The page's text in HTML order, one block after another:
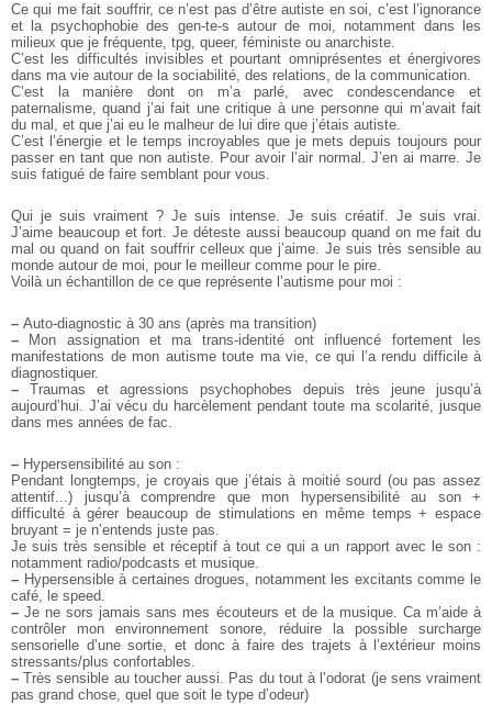
Ce qui me fait souffrir, ce n’est pas d’être autiste en soi, c’est l’ignorance
et la psychophobie des gen-te-s autour de moi, notamment dans les
milieux que je fréquente, tpg, queer, féministe ou anarchiste.
C’est les difficultés invisibles et pourtant omniprésentes et énergivores
dans ma vie autour de la sociabilité, des relations, de la communication.
C’est la manière dont on m’a parlé, avec condescendance et
paternalisme, quand j’ai fait une critique à une personne qui m’avait fait
du mal, et que j’ai eu le malheur de lui dire que j’étais autiste.
C’est l’énergie et le temps incroyables que je mets depuis toujours pour
passer en tant que non autiste. Pour avoir l’air normal. J’en ai marre. Je
suis fatigué de faire semblant pour vous.
Qui je suis vraiment ? Je suis intense. Je suis créatif. Je suis vrai.
J’aime beaucoup et fort. Je déteste aussi beaucoup quand on me fait du
mal ou quand on fait souffrir celleux que j’aime. Je suis très sensible au
monde autour de moi, pour le meilleur comme pour le pire.
Voilà un échantillon de ce que représente l’autisme pour moi :
– Auto-diagnostic à 30 ans (après ma transition)
– Mon assignation et ma trans-identité ont influencé fortement les
manifestations de mon autisme toute ma vie, ce qui l’a rendu difficile à
diagnostiquer.
– Traumas et agressions psychophobes depuis très jeune jusqu’à
aujourd’hui. J’ai vécu du harcèlement pendant toute ma scolarité, jusque
dans mes années de fac.
– Hypersensibilité au son :
Pendant longtemps, je croyais que j’étais à moitié sourd (ou pas assez
attentif...) jusqu’à comprendre que mon hypersensibilité au son +
difficulté à gérer beaucoup de stimulations en même temps + espace
bruyant = je n’entends juste pas.
Je suis très sensible et réceptif à tout ce qui a un rapport avec le son :
notamment radio/podcasts et musique.
– Hypersensible à certaines drogues, notamment les excitants comme le
café, le speed.
– Je ne sors jamais sans mes écouteurs et de la musique. Ca m’aide à
contrôler mon environnement sonore, réduire la possible surcharge
sensorielle d’une sortie, et donc à faire des trajets à l’extérieur moins
stressants/plus confortables.
– Très sensible au toucher aussi. Pas du tout à l’odorat (je sens vraiment
pas grand chose, quel que soit le type d’odeur)